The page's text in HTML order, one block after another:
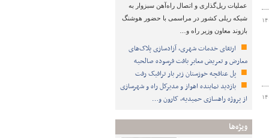
عملیات ریل‌گذاری و اتصال راه‌آهن سبزوار به
شبکه ریلی کشور در مراسمی با حضور هوشنگ
بازوند معاون وزیر راه و…
ارتقای خدمات شهری، آزادسازی پلاک‌های
معارض و تعریض معابر بافت فرسوده صالحیه
پل عنافچه خوزستان زیر بار ترافیک رفت
بازدید نماینده اهواز و مدیرکل راه و شهرسازی
از پروژه راهسازی حمیدیه، کارون و…
ویژه‌ها